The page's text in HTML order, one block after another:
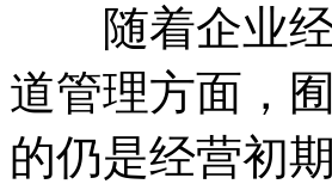
随着企业经
道管理方面，
的仍是经营初